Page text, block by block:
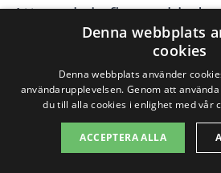
Att samla in flera
företag är en utmärkt
uppfattning om vad du
när det kommer till priset
byggställning i Sjösa.
olika alternativ kan du
Denna webbplats
cookies
Denna webbplats använder
användarupplevelsen. Genom att
du till alla cookies i enlighet med vår
ACCEPTERA ALLA